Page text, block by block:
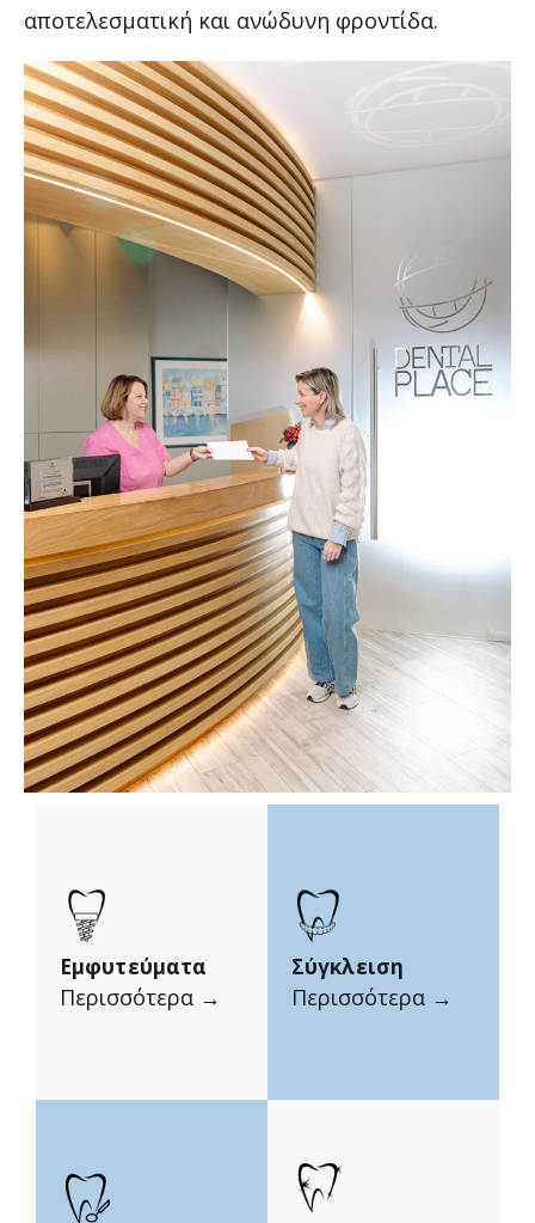
αποτελεσματική και ανώδυνη φροντίδα.
Εμφυτεύματα
Περισσότερα →
Σύγκλειση
Περισσότερα →